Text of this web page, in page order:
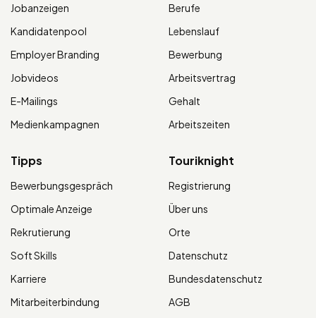
Jobanzeigen
Kandidatenpool
Employer Branding
Jobvideos
E-Mailings
Medienkampagnen
Berufe
Lebenslauf
Bewerbung
Arbeitsvertrag
Gehalt
Arbeitszeiten
Tipps
Bewerbungsgespräch
Optimale Anzeige
Rekrutierung
Soft Skills
Karriere
Mitarbeiterbindung
Touriknight
Registrierung
Über uns
Orte
Datenschutz
Bundesdatenschutz
AGB